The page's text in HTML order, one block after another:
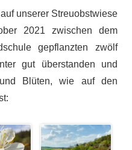
unserer Streuobstwiese
2021 zwischen dem
gepflanzten zwölf
gut überstanden und
Blüten, wie auf den